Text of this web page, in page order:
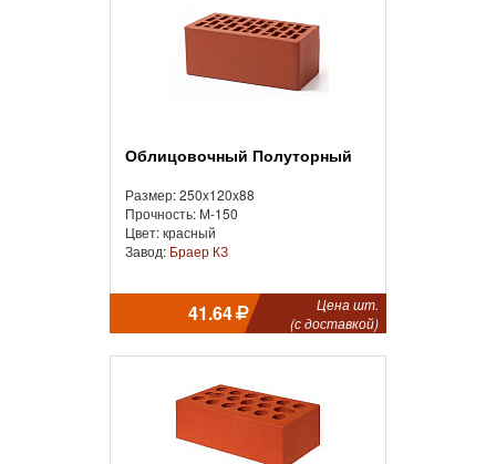
Облицовочный Полуторный
Размер: 250x120x88
Прочность: М-150
Цвет: красный
Завод: Браер КЗ
41.64
Цена шт.
(с доставкой)